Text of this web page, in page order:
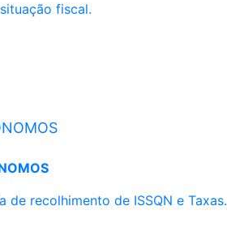
fiscal.
recolhimento de ISSQN e Taxas.